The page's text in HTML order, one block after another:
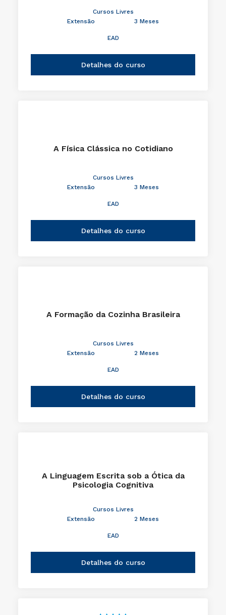
Cursos Livres
Extensão
3 Meses
EAD
Detalhes do curso
A Física Clássica no Cotidiano
Cursos Livres
Extensão
3 Meses
EAD
Detalhes do curso
A Formação da Cozinha Brasileira
Cursos Livres
Extensão
2 Meses
EAD
Detalhes do curso
A Linguagem Escrita sob a Ótica da
Psicologia Cognitiva
Cursos Livres
Extensão
2 Meses
EAD
Detalhes do curso